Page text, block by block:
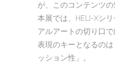
が、このコンテンツの
本展では、HELI-Xシ
アルアートの切り口で
表現のキーとなるの
ッション性」。